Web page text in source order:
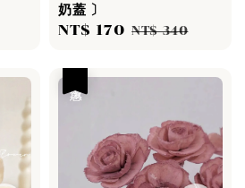
奶蓋 〕
Sale
NT$ 170 Regular
NT$ 340